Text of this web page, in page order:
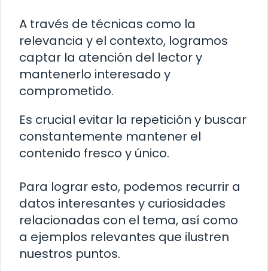
A través de técnicas como la
relevancia y el contexto, logramos
captar la atención del lector y
mantenerlo interesado y
comprometido.
Es crucial evitar la repetición y buscar
constantemente mantener el
contenido fresco y único.
Para lograr esto, podemos recurrir a
datos interesantes y curiosidades
relacionadas con el tema, así como
a ejemplos relevantes que ilustren
nuestros puntos.